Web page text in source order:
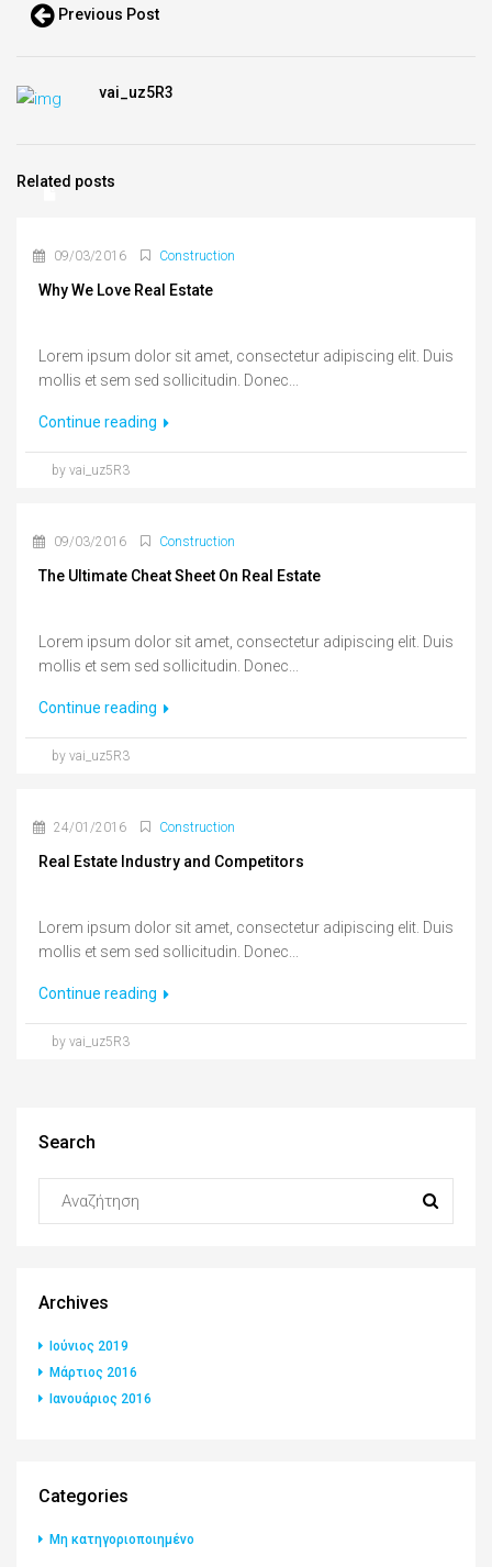
Previous Post
vai_uz5R3
Related posts
09/03/2016 Construction
Why We Love Real Estate
Lorem ipsum dolor sit amet, consectetur adipiscing elit. Duis
mollis et sem sed sollicitudin. Donec...
Continue reading
by vai_uz5R3
09/03/2016 Construction
The Ultimate Cheat Sheet On Real Estate
Lorem ipsum dolor sit amet, consectetur adipiscing elit. Duis
mollis et sem sed sollicitudin. Donec...
Continue reading
by vai_uz5R3
24/01/2016 Construction
Real Estate Industry and Competitors
Lorem ipsum dolor sit amet, consectetur adipiscing elit. Duis
mollis et sem sed sollicitudin. Donec...
Continue reading
by vai_uz5R3
Search
Archives
Ιούνιος 2019
Μάρτιος 2016
Ιανουάριος 2016
Categories
Μη κατηγοριοποιημένο